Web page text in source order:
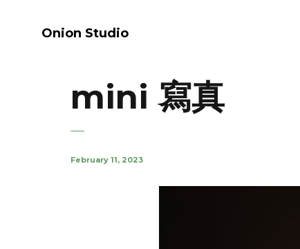
Onion Studio
mini 寫真
February 11, 2023